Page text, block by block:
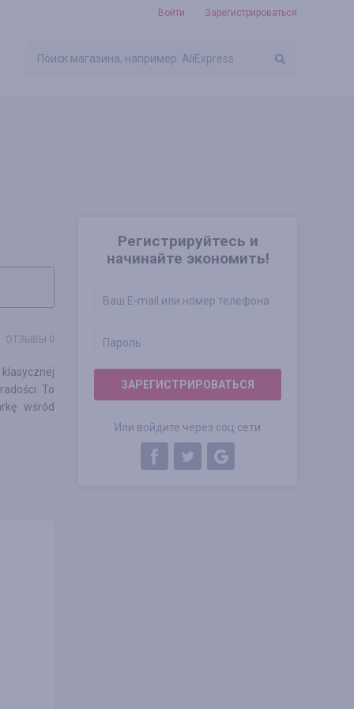
Войти Зарегистрироваться
Регистрируйтесь и
начинайте экономить!
ЗАРЕГИСТРИРОВАТЬСЯ
Или войдите через соц сети
ОТЗЫВЫ 0
To
wśród